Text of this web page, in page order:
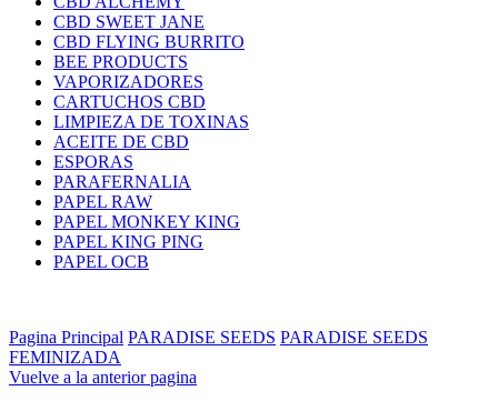
CBD SWEET JANE
CBD FLYING BURRITO
BEE PRODUCTS
VAPORIZADORES
CARTUCHOS CBD
LIMPIEZA DE TOXINAS
ACEITE DE CBD
ESPORAS
PARAFERNALIA
PAPEL RAW
PAPEL MONKEY KING
PAPEL KING PING
PAPEL OCB
Pagina Principal PARADISE SEEDS PARADISE SEEDS
FEMINIZADA
Vuelve a la anterior pagina